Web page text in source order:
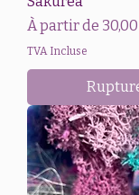
À partir de
Prix
TVA Incluse